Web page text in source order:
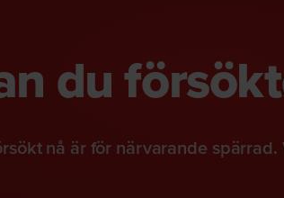
du
nå är för närvarande